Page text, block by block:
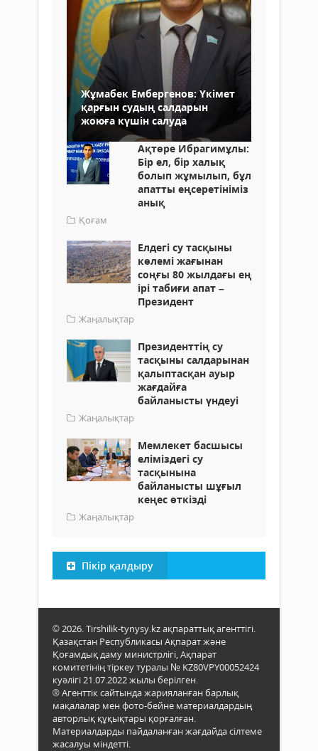
Жұмабек Ембергенов: Үкімет
қарғын судың салдарын
жоюға күшін салуда
Ақтөре Ибрагимұлы:
Бір ел, бір халық
болып жұмылып, бұл
апатты еңсеретініміз
анық
Қоғам
Елдегі су тасқыны
көлемі жағынан
соңғы 80 жылдағы ең
ірі табиғи апат –
Президент
Жаңалықтар
Президенттің су
тасқыны салдарынан
қалыптасқан ауыр
жағдайға
байланысты үндеуі
Жаңалықтар
Мемлекет басшысы
еліміздегі су
тасқынына
байланысты шұғыл
кеңес өткізді
Жаңалықтар
Пікір қалдыру
© 2026. Tirshilik-tynysy.kz ақпараттық агенттігі.
Қазақстан Республикасы Ақпарат және
Қоғамдық даму министрлігі, Ақпарат
комитетінің тіркеу туралы № KZ80VPY00052424
куәлігі 21.07.2022 жылы берілген.
® Агенттік сайтында жарияланған барлық
мақалалар мен фото-бейне материалдардың
авторлық құқықтары қорғалған.
Материалдарды пайдаланған жағдайда сілтеме
жасалуы міндетті.